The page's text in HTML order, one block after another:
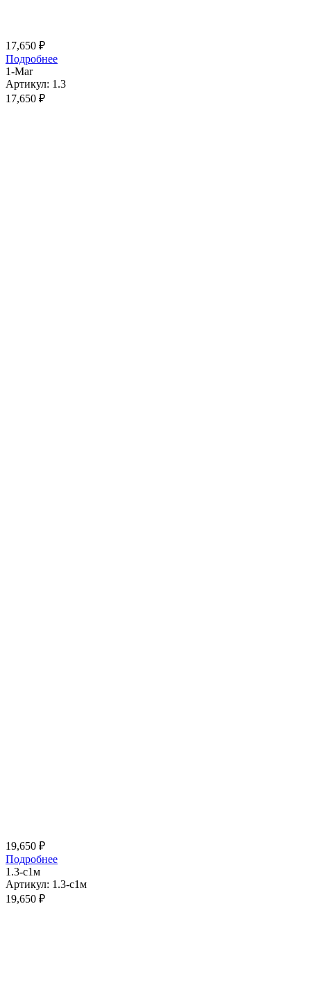
17,650 ₽
Подробнее
1-Mar
Артикул: 1.3
17,650 ₽
19,650 ₽
Подробнее
1.3-с1м
Артикул: 1.3-с1м
19,650 ₽